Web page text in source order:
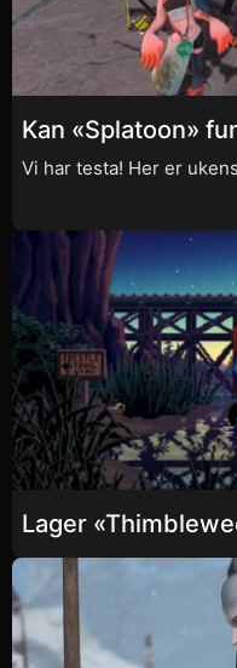
Kan «Splatoon»
Vi har testa! Her er
Lager